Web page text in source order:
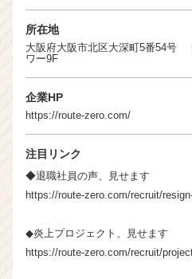
所在地
大阪府大阪市北区大深町5番54号
ワー9F
企業HP
https://route-zero.com/
注目リンク
◆退職社員の声、見せます
https://route-zero.com/recruit/
◆炎上プロジェクト、見せます
https://route-zero.com/recruit/